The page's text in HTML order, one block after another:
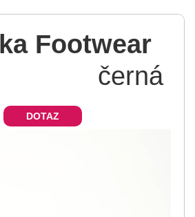
Footwear
černá
DOTAZ